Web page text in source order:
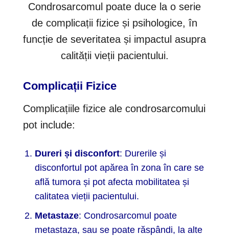
Condrosarcomul poate duce la o serie
de complicații fizice și psihologice, în
funcție de severitatea și impactul asupra
calității vieții pacientului.
Complicații Fizice
Complicațiile fizice ale condrosarcomului
pot include:
Dureri și disconfort: Durerile și
disconfortul pot apărea în zona în care se
află tumora și pot afecta mobilitatea și
calitatea vieții pacientului.
Metastaze: Condrosarcomul poate
metastaza, sau se poate răspândi, la alte